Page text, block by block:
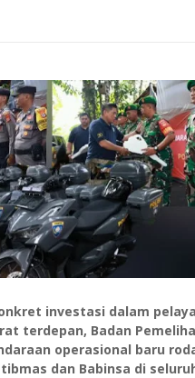
investasi dalam
terdepan, Badan
operasional baru
dan Babinsa di